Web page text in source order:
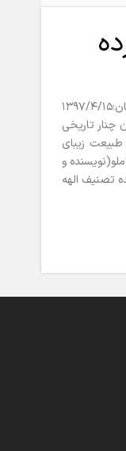
تور آرامستان امامزاده طاهر و روستاگردی کردان،برغان،ورده زمان:۱۳۹۷/۴/۱۵
چنار تاریخی
طبیعت زیبای
و
تصنیف الهه